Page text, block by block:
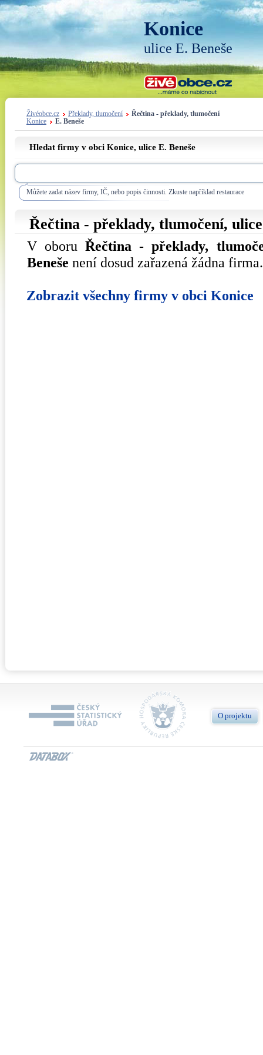
Konice
ulice E. Beneše
Živéobce.cz Překlady, tlumočení
Řečtina - překlady, tlumočení
Konice
E. Beneše
Hledat firmy v obci Konice, ulice E. Beneše
Můžete zadat název firmy, IČ, nebo popis činnosti. Zkuste například restaurace
Řečtina - překlady, tlumočení,
V oboruŘečtina - překlady,
Beneše není dosud zařazená žádna firma.
Zobrazit všechny firmy v obci Konice
O projektu